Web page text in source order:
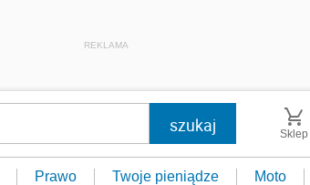
REKLAMA
Sklep
Prawo Twoje pieniądze Moto